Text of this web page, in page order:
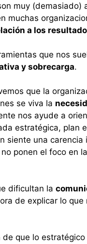
muy (demasiado)
muchas
a los
que nos
y sobrecarga.
que la
se viva la
nos ayude a
estratégica, plan
siente una
ponen el foco en
dificultan la
de explicar lo
de que lo